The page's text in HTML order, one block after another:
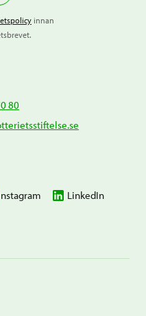
innan
80
LinkedIn